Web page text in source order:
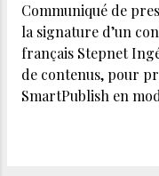
2008, Wedia
Presse, aider ses
publications" en
Communiqué de
la signature d’un
français Stepnet
de contenus, pour
SmartPublish en
permet à